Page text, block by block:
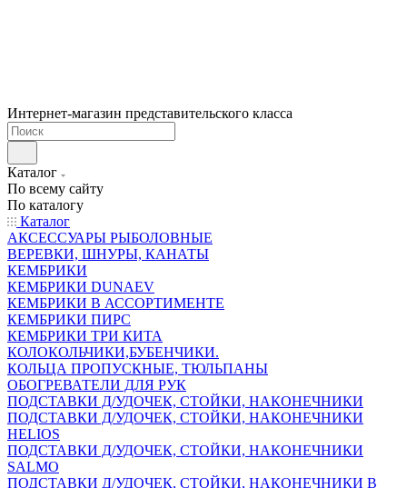
Интернет-магазин представительского класса
Каталог
По всему сайту
По каталогу
Каталог
АКСЕССУАРЫ РЫБОЛОВНЫЕ
ВЕРЕВКИ, ШНУРЫ, КАНАТЫ
КЕМБРИКИ
КЕМБРИКИ DUNAEV
КЕМБРИКИ В АССОРТИМЕНТЕ
КЕМБРИКИ ПИРС
КЕМБРИКИ ТРИ КИТА
КОЛОКОЛЬЧИКИ,БУБЕНЧИКИ.
КОЛЬЦА ПРОПУСКНЫЕ, ТЮЛЬПАНЫ
ОБОГРЕВАТЕЛИ ДЛЯ РУК
ПОДСТАВКИ Д/УДОЧЕК, СТОЙКИ, НАКОНЕЧНИКИ
ПОДСТАВКИ Д/УДОЧЕК, СТОЙКИ, НАКОНЕЧНИКИ
HELIOS
ПОДСТАВКИ Д/УДОЧЕК, СТОЙКИ, НАКОНЕЧНИКИ
SALMO
ПОДСТАВКИ Д/УДОЧЕК, СТОЙКИ, НАКОНЕЧНИКИ В